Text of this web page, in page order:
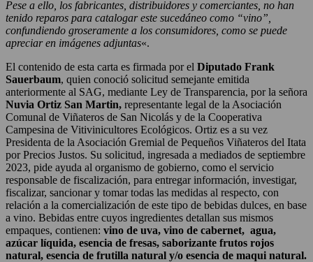
Pese a ello, los fabricantes, distribuidores y comerciantes, no han
tenido reparos para catalogar este sucedáneo como “vino”,
confundiendo groseramente a los consumidores, como se puede
apreciar en imágenes adjuntas«.
El contenido de esta carta es firmada por el Diputado Frank
Sauerbaum, quien conoció solicitud semejante emitida
anteriormente al SAG, mediante Ley de Transparencia, por la señora
Nuvia Ortiz San Martin, representante legal de la Asociación
Comunal de Viñateros de San Nicolás y de la Cooperativa
Campesina de Vitivinicultores Ecológicos. Ortiz es a su vez
Presidenta de la Asociación Gremial de Pequeños Viñateros del Itata
por Precios Justos. Su solicitud, ingresada a mediados de septiembre
2023, pide ayuda al organismo de gobierno, como el servicio
responsable de fiscalización, para entregar información, investigar,
fiscalizar, sancionar y tomar todas las medidas al respecto, con
relación a la comercialización de este tipo de bebidas dulces, en base
a vino. Bebidas entre cuyos ingredientes detallan sus mismos
empaques, contienen: vino de uva, vino de cabernet, agua,
azúcar líquida, esencia de fresas, saborizante frutos rojos
natural, esencia de frutilla natural y/o esencia de maqui natural.